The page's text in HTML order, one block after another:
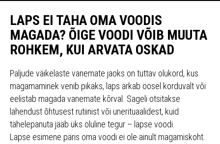
LAPS EI TAHA OMA VOODIS
MAGADA? ÕIGE VOODI VÕIB MUUTA
ROHKEM, KUI ARVATA OSKAD
Paljude väikelaste vanemate jaoks on tuttav olukord, kus
magamaminek venib pikaks, laps ärkab öösel korduvalt või
eelistab magada vanemate kõrval. Sageli otsitakse
lahendust õhtusest rutiinist või unerituaalidest, kuid
tähelepanuta jääb üks oluline tegur – lapse voodi.
Lapse esimene päris oma voodi ei ole ainult magamiskoht.